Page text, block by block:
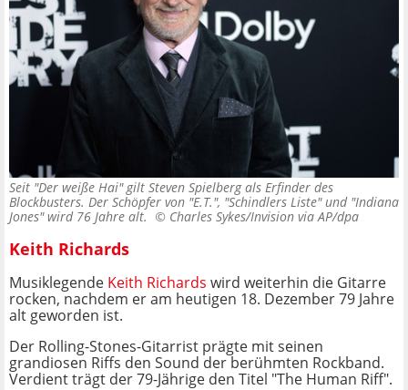
Seit "Der weiße Hai" gilt Steven Spielberg als Erfinder des
Blockbusters. Der Schöpfer von "E.T.", "Schindlers Liste" und "Indiana
Jones" wird 76 Jahre alt. © Charles Sykes/Invision via AP/dpa
Keith Richards
Musiklegende Keith Richards wird weiterhin die Gitarre
rocken, nachdem er am heutigen 18. Dezember 79 Jahre
alt geworden ist.
Der Rolling-Stones-Gitarrist prägte mit seinen
grandiosen Riffs den Sound der berühmten Rockband.
Verdient trägt der 79-Jährige den Titel "The Human Riff".